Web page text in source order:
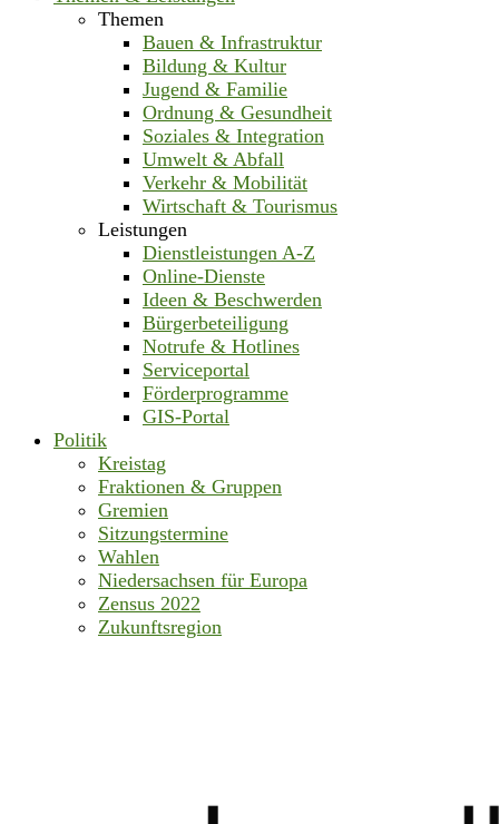
Themen
Bauen & Infrastruktur
Bildung & Kultur
Jugend & Familie
Ordnung & Gesundheit
Soziales & Integration
Umwelt & Abfall
Verkehr & Mobilität
Wirtschaft & Tourismus
Leistungen
Dienstleistungen A-Z
Online-Dienste
Ideen & Beschwerden
Bürgerbeteiligung
Notrufe & Hotlines
Serviceportal
Förderprogramme
GIS-Portal
Politik
Kreistag
Fraktionen & Gruppen
Gremien
Sitzungstermine
Wahlen
Niedersachsen für Europa
Zensus 2022
Zukunftsregion